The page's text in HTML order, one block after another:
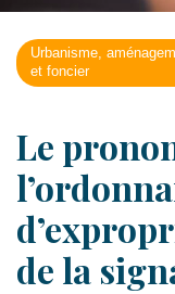
Urbanisme,
et foncier
Le
de la